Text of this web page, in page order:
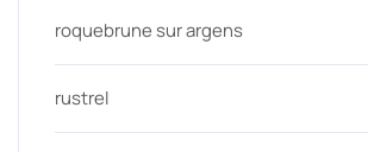
roquebrune sur argens
rustrel